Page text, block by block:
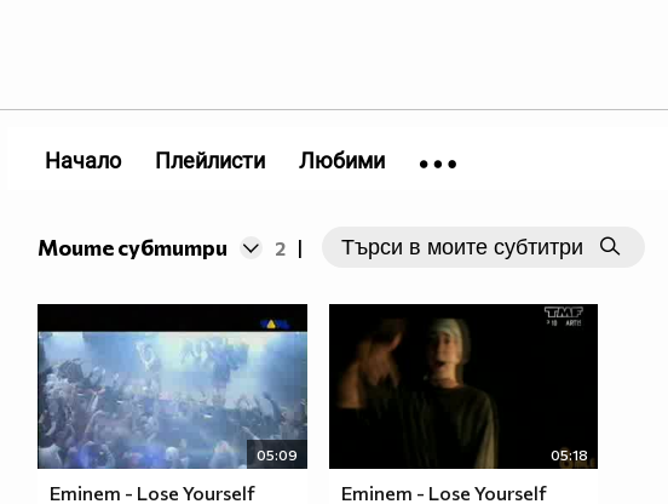
Моите субтитри 2 |
05:09
Eminem - Lose Yourself
05:18
Eminem - Lose Yourself
Начало Плейлисти Любими